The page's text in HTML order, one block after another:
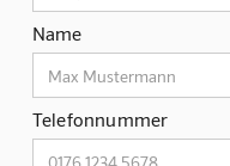
Name
Telefonnummer